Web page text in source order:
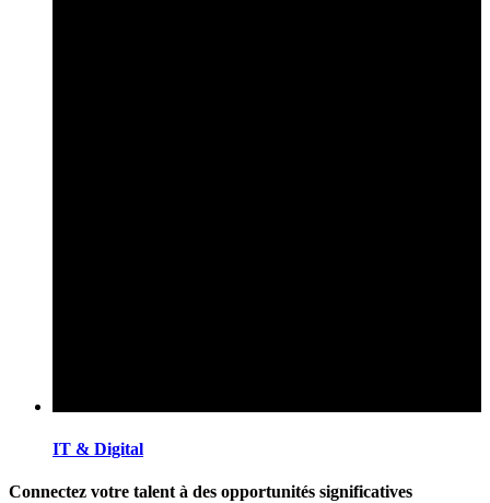
IT & Digital
Connectez votre talent à des opportunités significatives